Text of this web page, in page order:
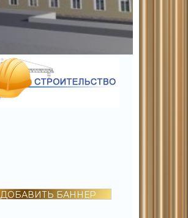
ДОБАВИТЬ БАННЕР